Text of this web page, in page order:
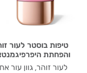
טיפות בוסטר לעור
והפחתת
לעור זוהר, גוון עור